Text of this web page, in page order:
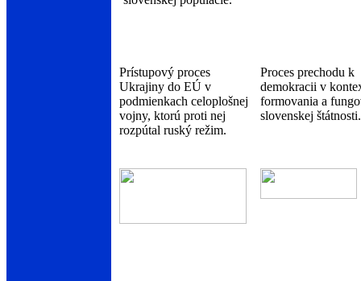
Prístupový proces
Ukrajiny do EÚ v
podmienkach celoplošnej
vojny, ktorú proti nej
rozpútal ruský režim.
Proces prechodu k
demokracii v
formovania a
slovenskej štátnosti.